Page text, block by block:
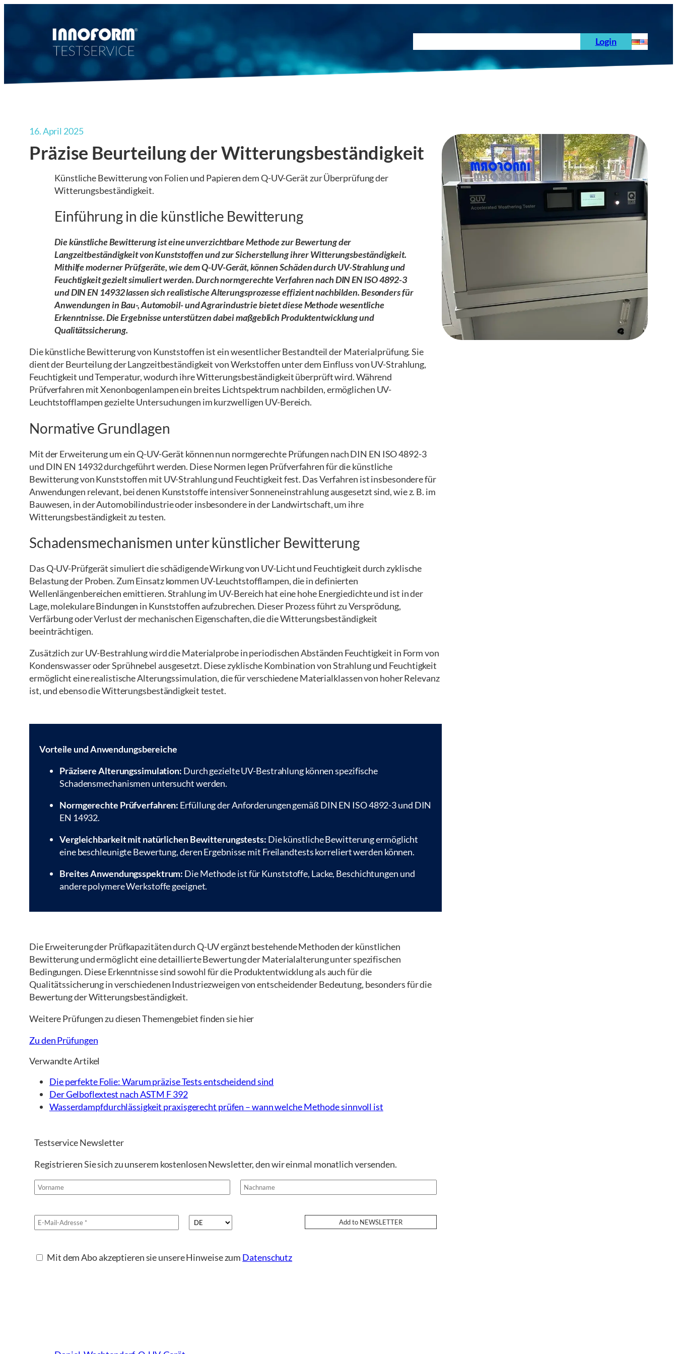
Login
16. April 2025
Präzise Beurteilung der Witterungsbeständigkeit
Künstliche Bewitterung von Folien und Papieren dem Q-UV-Gerät zur Überprüfung der
Witterungsbeständigkeit.
Einführung in die künstliche Bewitterung
Die künstliche Bewitterung ist eine unverzichtbare Methode zur Bewertung der
Langzeitbeständigkeit von Kunststoffen und zur Sicherstellung ihrer Witterungsbeständigkeit.
Mithilfe moderner Prüfgeräte, wie dem Q-UV-Gerät, können Schäden durch UV-Strahlung und
Feuchtigkeit gezielt simuliert werden. Durch normgerechte Verfahren nach DIN EN ISO 4892-3
und DIN EN 14932 lassen sich realistische Alterungsprozesse effizient nachbilden. Besonders für
Anwendungen in Bau-, Automobil- und Agrarindustrie bietet diese Methode wesentliche
Erkenntnisse. Die Ergebnisse unterstützen dabei maßgeblich Produktentwicklung und
Qualitätssicherung.
Die künstliche Bewitterung von Kunststoffen ist ein wesentlicher Bestandteil der Materialprüfung. Sie
dient der Beurteilung der Langzeitbeständigkeit von Werkstoffen unter dem Einfluss von UV-Strahlung,
Feuchtigkeit und Temperatur, wodurch ihre Witterungsbeständigkeit überprüft wird. Während
Prüfverfahren mit Xenonbogenlampen ein breites Lichtspektrum nachbilden, ermöglichen UV-
Leuchtstofflampen gezielte Untersuchungen im kurzwelligen UV-Bereich.
Normative Grundlagen
Mit der Erweiterung um ein Q-UV-Gerät können nun normgerechte Prüfungen nach DIN EN ISO 4892-3
und DIN EN 14932 durchgeführt werden. Diese Normen legen Prüfverfahren für die künstliche
Bewitterung von Kunststoffen mit UV-Strahlung und Feuchtigkeit fest. Das Verfahren ist insbesondere für
Anwendungen relevant, bei denen Kunststoffe intensiver Sonneneinstrahlung ausgesetzt sind, wie z. B. im
Bauwesen, in der Automobilindustrie oder insbesondere in der Landwirtschaft, um ihre
Witterungsbeständigkeit zu testen.
Schadensmechanismen unter künstlicher Bewitterung
Das Q-UV-Prüfgerät simuliert die schädigende Wirkung von UV-Licht und Feuchtigkeit durch zyklische
Belastung der Proben. Zum Einsatz kommen UV-Leuchtstofflampen, die in definierten
Wellenlängenbereichen emittieren. Strahlung im UV-Bereich hat eine hohe Energiedichte und ist in der
Lage, molekulare Bindungen in Kunststoffen aufzubrechen. Dieser Prozess führt zu Versprödung,
Verfärbung oder Verlust der mechanischen Eigenschaften, die die Witterungsbeständigkeit
beeinträchtigen.
Zusätzlich zur UV-Bestrahlung wird die Materialprobe in periodischen Abständen Feuchtigkeit in Form von
Kondenswasser oder Sprühnebel ausgesetzt. Diese zyklische Kombination von Strahlung und Feuchtigkeit
ermöglicht eine realistische Alterungssimulation, die für verschiedene Materialklassen von hoher Relevanz
ist, und ebenso die Witterungsbeständigkeit testet.
Vorteile und Anwendungsbereiche
Präzisere Alterungssimulation: Durch gezielte UV-Bestrahlung können spezifische
Schadensmechanismen untersucht werden.
Normgerechte Prüfverfahren: Erfüllung der Anforderungen gemäß DIN EN ISO 4892-3 und DIN
EN 14932.
Vergleichbarkeit mit natürlichen Bewitterungstests: Die künstliche Bewitterung ermöglicht
eine beschleunigte Bewertung, deren Ergebnisse mit Freilandtests korreliert werden können.
Breites Anwendungsspektrum: Die Methode ist für Kunststoffe, Lacke, Beschichtungen und
andere polymere Werkstoffe geeignet.
Die Erweiterung der Prüfkapazitäten durch Q-UV ergänzt bestehende Methoden der künstlichen
Bewitterung und ermöglicht eine detaillierte Bewertung der Materialalterung unter spezifischen
Bedingungen. Diese Erkenntnisse sind sowohl für die Produktentwicklung als auch für die
Qualitätssicherung in verschiedenen Industriezweigen von entscheidender Bedeutung, besonders für die
Bewertung der Witterungsbeständigkeit.
Weitere Prüfungen zu diesen Themengebiet finden sie hier
Zu den Prüfungen
Verwandte Artikel
Die perfekte Folie: Warum präzise Tests entscheidend sind
Der Gelboflextest nach ASTM F 392
Wasserdampfdurchlässigkeit praxisgerecht prüfen – wann welche Methode sinnvoll ist
Testservice Newsletter
Registrieren Sie sich zu unserem kostenlosen Newsletter, den wir einmal monatlich versenden.
Mit dem Abo akzeptieren sie unsere Hinweise zum Datenschutz